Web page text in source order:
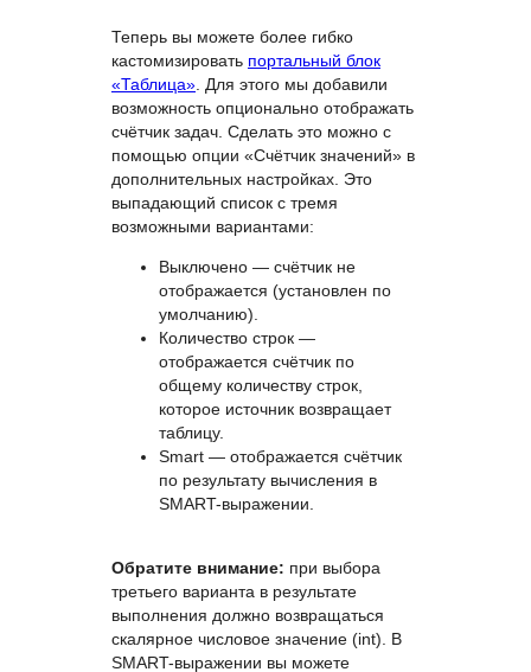
Теперь вы можете более гибко
кастомизировать портальный блок
«Таблица» . Для этого мы добавили
возможность опционально отображать
счётчик задач. Сделать это можно с
помощью опции «Счётчик значений» в
дополнительных настройках. Это
выпадающий список с тремя
возможными вариантами:
Выключено — счётчик не
отображается (установлен по
умолчанию).
Количество строк —
отображается счётчик по
общему количеству строк,
которое источник возвращает
таблицу.
Smart — отображается счётчик
по результату вычисления в
SMART-выражении.
Обратите внимание: при выбора
третьего варианта в результате
выполнения должно возвращаться
скалярное числовое значение (int). В
SMART-выражении вы можете